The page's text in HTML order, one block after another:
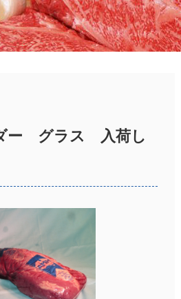
ー グラス 入荷し